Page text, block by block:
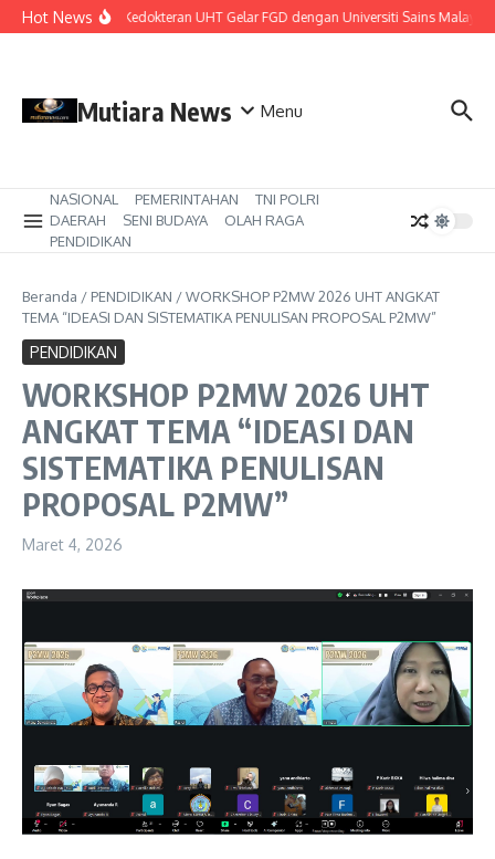
Lewati ke konten
Hot NewsFakultas Kedokteran UHT Gelar FGD dengan Universiti Sains Malaysia
Mutiara News Menu
NASIONAL PEMERINTAHAN
TNI POLRI
DAERAH
SENI BUDAYA
OLAH RAGA
PENDIDIKAN
Beranda / PENDIDIKAN /WORKSHOP P2MW 2026 UHT ANGKAT
TEMA “IDEASI DAN SISTEMATIKA PENULISAN PROPOSAL P2MW”
PENDIDIKAN
WORKSHOP P2MW 2026 UHT
ANGKAT TEMA “IDEASI DAN
SISTEMATIKA PENULISAN
PROPOSAL P2MW”
Maret 4, 2026